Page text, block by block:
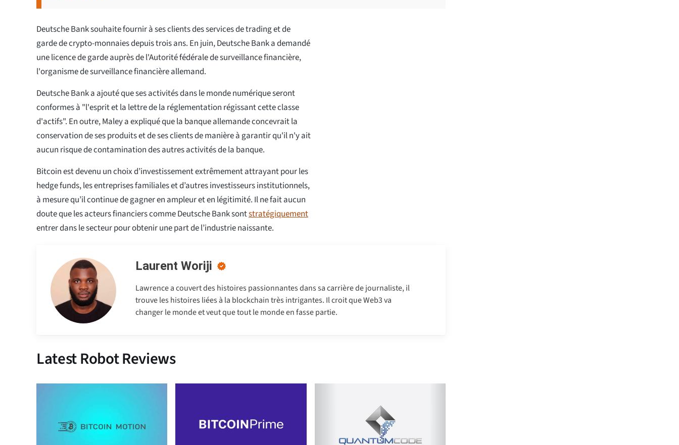
Deutsche Bank souhaite fournir à ses clients des services de trading et de
garde de crypto-monnaies depuis trois ans. En juin, Deutsche Bank a demandé
une licence de garde auprès de l'Autorité fédérale de surveillance financière,
l'organisme de surveillance financière allemand.
Deutsche Bank a ajouté que ses activités dans le monde numérique seront
conformes à "l'esprit et la lettre de la réglementation régissant cette classe
d'actifs". En outre, Maley a expliqué que la banque allemande concevrait la
conservation de ses produits et de ses clients de manière à garantir qu'il n'y ait
aucun risque de contamination des autres activités de la banque.
Bitcoin est devenu un choix d’investissement extrêmement attrayant pour les
hedge funds, les entreprises familiales et d’autres investisseurs institutionnels,
à mesure qu’il continue de gagner en ampleur et en légitimité. Il ne fait aucun
doute que les acteurs financiers comme Deutsche Bank sontstratégiquement
entrer dans le secteur pour obtenir une part de l’industrie naissante.
Laurent Woriji
Lawrence a couvert des histoires passionnantes dans sa carrière de journaliste, il
trouve les histoires liées à la blockchain très intrigantes. Il croit que Web3 va
changer le monde et veut que tout le monde en fasse partie.
Latest Robot Reviews